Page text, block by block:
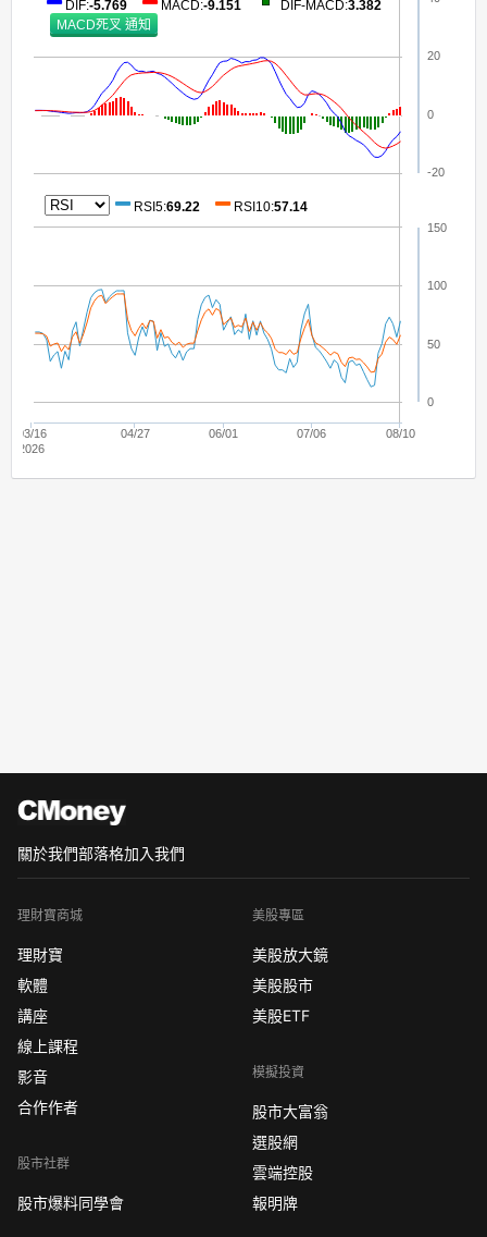
04/27 06/01 07/06 08/10
03/16
2026
-20
0
20
0
50
100
150
DIF:-5.769 MACD:-9.151 DIF-MACD:3.382
RSI5:69.22 RSI10:57.14
關於我們部落格加入我們
理財寶商城
理財寶
軟體
講座
線上課程
影音
合作作者
股市社群
股市爆料同學會
美股專區
美股放大鏡
美股股市
美股ETF
模擬投資
股市大富翁
選股網
雲端控股
報明牌